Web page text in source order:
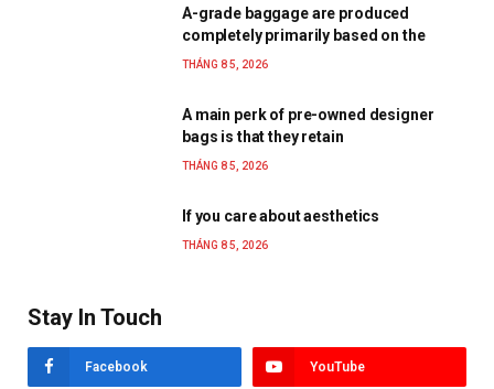
A-grade baggage are produced
completely primarily based on the
THÁNG 8 5, 2026
A main perk of pre-owned designer
bags is that they retain
THÁNG 8 5, 2026
If you care about aesthetics
THÁNG 8 5, 2026
Stay In Touch
Facebook YouTube